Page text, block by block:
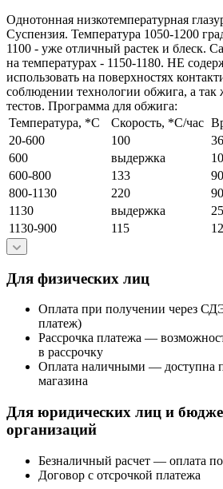
Однотонная низкотемпературная
Суспензия. Температура 1050-1200
1100 - уже отличный растек и блеск.
на температурах - 1150-1180. НЕ
использовать на поверхностях
соблюдении технологии обжига, а так
тестов. Программа для обжига:
Температура, *С
Скорость, *C/час
20-600
100
600
выдержка
10
600-800
133
90
800-1130
220
90
1130
выдержка
25
1130-900
115
Для физических лиц
Оплата при получении через
платеж)
Рассрочка платежа —
в рассрочку
Оплата наличными — доступна
магазина
Для юридических лиц и
организаций
Безналичный расчет — оплата по
Договор с отсрочкой платежа